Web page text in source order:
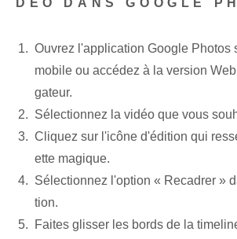
DÉO DANS GOOGLE
Ouvrez l'application Google Photos
mobile ou accédez à la version
gateur.
Sélectionnez la vidéo que vous
Cliquez sur l'icône d'édition qui
ette magique.
Sélectionnez l'option « Recadrer »
tion.
Faites glisser les bords de la